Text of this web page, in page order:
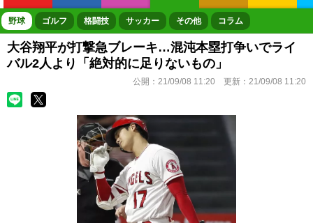
ボートレース 競輪 オートレース
野球 ゴルフ 格闘技 サッカー その他 コラム
大谷翔平が打撃急ブレーキ…混沌本塁打争いでライ
バル2人より「絶対的に足りないもの」
公開： 21/09/08 11:20 更新： 21/09/08 11:20